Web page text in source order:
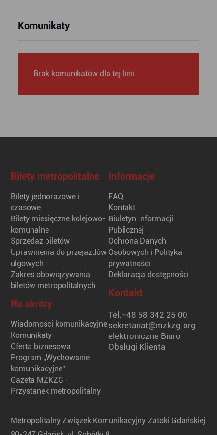
Komunikaty
Brak komunikatów dla tej linii
Bilety metropolitalne
Bilety jednorazowe i
czasowe
Bilety miesięczne kolejowo-
komunalne
Sprzedaż biletów
Uprawnienia do przejazdów
ulgowych
Zakres obowiązywania
biletów metropolitalnych
Na skróty
Wiadomości komunikacyjne
Komunikaty
Oferta biznesowa
Program „Wychowanie
komunikacyjne”
Gazeta MZKZG -
Przystanek metropolitalny
Informacje
FAQ
Kontakt
Biuletyn Informacji
Publicznej
Ochrona Danych
Osobowych i Polityka
prywatności
Deklaracja dostępności
Kontakt
Tel.+48 58 342 25 00
sekretariat@mzkzg.org
elektroniczne Biuro
Obsługi Klienta
Metropolitalny Związek Komunikacyjny Zatoki Gdańskiej